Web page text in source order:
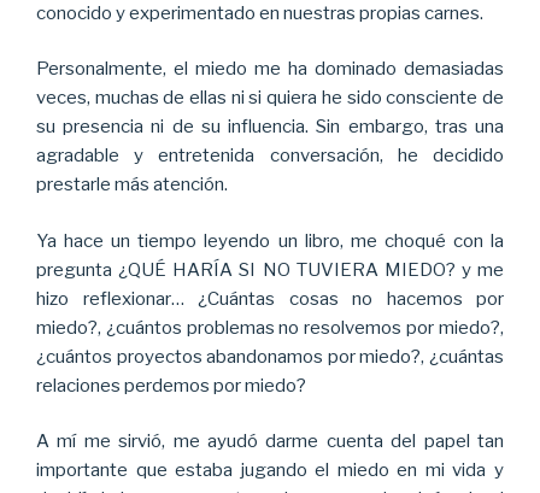
conocido y experimentado en nuestras propias carnes.
Personalmente, el miedo me ha dominado demasiadas
veces, muchas de ellas ni si quiera he sido consciente de
su presencia ni de su influencia. Sin embargo, tras una
agradable y entretenida conversación, he decidido
prestarle más atención.
Ya hace un tiempo leyendo un libro, me choqué con la
pregunta ¿QUÉ HARÍA SI NO TUVIERA MIEDO? y me
hizo reflexionar… ¿Cuántas cosas no hacemos por
miedo?, ¿cuántos problemas no resolvemos por miedo?,
¿cuántos proyectos abandonamos por miedo?, ¿cuántas
relaciones perdemos por miedo?
A mí me sirvió, me ayudó darme cuenta del papel tan
importante que estaba jugando el miedo en mi vida y